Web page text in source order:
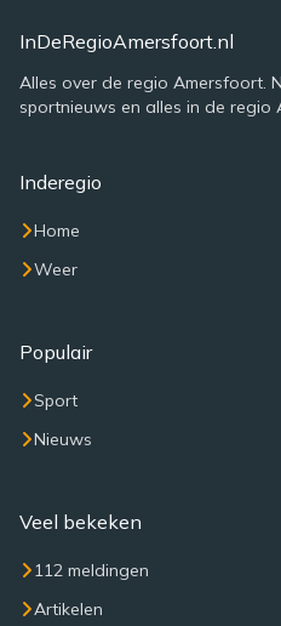
InDeRegioAmersfoort.nl
Alles over de regio Amersfoort.
sportnieuws en alles in de regio
Inderegio
Home
Weer
Populair
Sport
Nieuws
Veel bekeken
112 meldingen
Artikelen